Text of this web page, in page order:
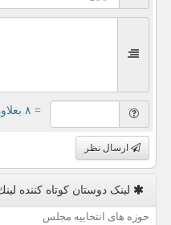
= ۸ بعلاوه ۵
ارسال نظر
لینک دوستان كوتاه كننده
حوزه های انتخابیه مجلس